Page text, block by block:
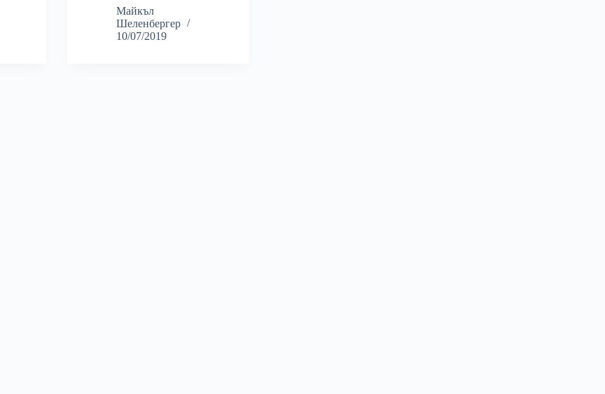
Майкъл
Шеленбергер
10/07/2019